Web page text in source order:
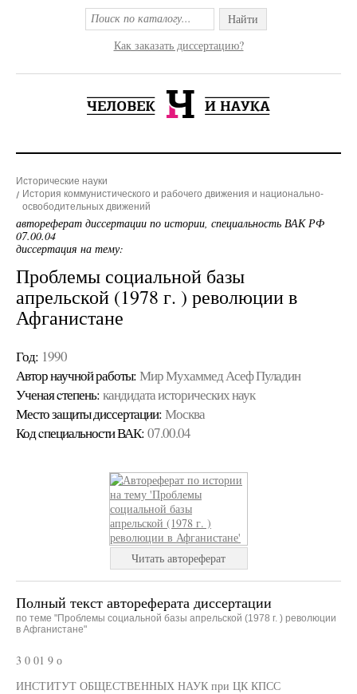
Найти
Как заказать диссертацию?
Исторические науки
История коммунистического и рабочего движения и национально-
освободительных движений
автореферат диссертации по истории, специальность ВАК РФ
07.00.04
диссертация на тему:
Проблемы социальной базы
апрельской (1978 г. ) революции в
Афганистане
Год: 1990
Автор научной работы: Мир Мухаммед Асеф Пуладин
Ученая cтепень: кандидата исторических наук
Место защиты диссертации: Москва
Код cпециальности ВАК: 07.00.04
Читать автореферат
Полный текст автореферата диссертации
по теме "Проблемы социальной базы апрельской (1978 г. ) революции
в Афганистане"
3 0 01 9 о
ИНСТИТУТ ОБЩЕСТВЕННЫХ НАУК при ЦК КПСС